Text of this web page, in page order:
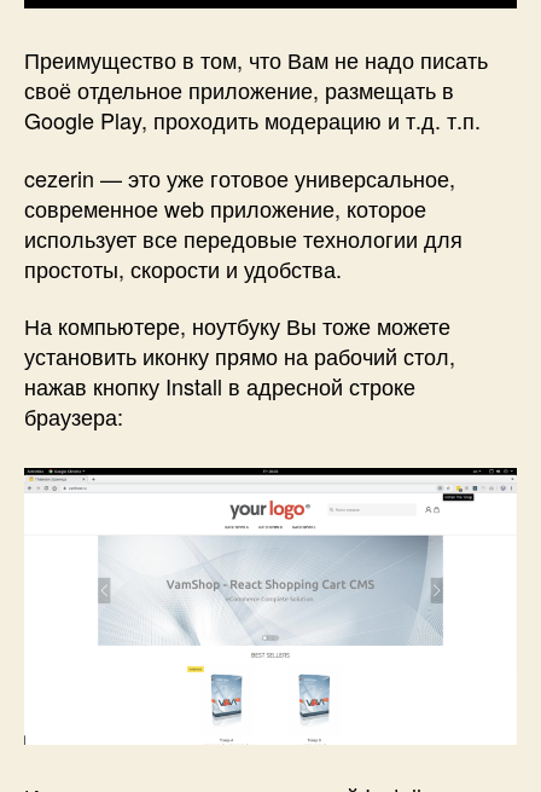
Преимущество в том, что Вам не надо писать
своё отдельное приложение, размещать в
Google Play, проходить модерацию и т.д. т.п.
cezerin — это уже готовое универсальное,
современное web приложение, которое
использует все передовые технологии для
простоты, скорости и удобства.
На компьютере, ноутбуку Вы тоже можете
установить иконку прямо на рабочий стол,
нажав кнопку Install в адресной строке
браузера: